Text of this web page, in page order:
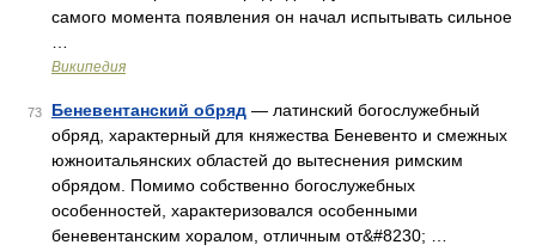
самого момента появления он начал испытывать сильное
Википедия
73 Беневентанский обряд — латинский богослужебный
обряд, характерный для княжества Беневенто и смежных
южноитальянских областей до вытеснения римским
обрядом. Помимо собственно богослужебных
особенностей, характеризовался особенными
беневентанским хоралом, отличным от&#8230; …